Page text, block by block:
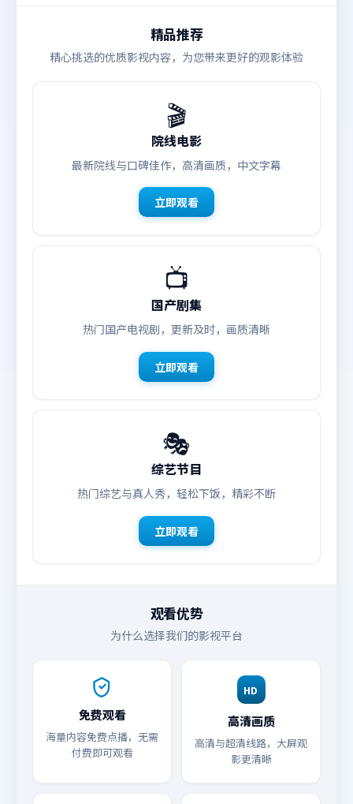
精品推荐
精心挑选的优质影视内容，为您带来更好的观影体验
🎬
院线电影
最新院线与口碑佳作，高清画质，中文字幕
立即观看
📺
国产剧集
热门国产电视剧，更新及时，画质清晰
立即观看
🎭
综艺节目
热门综艺与真人秀，轻松下饭，精彩不断
立即观看
观看优势
为什么选择我们的影视平台
免费观看
海量内容免费点播，无需
付费即可观看
HD
高清画质
高清与超清线路，大屏观
影更清晰